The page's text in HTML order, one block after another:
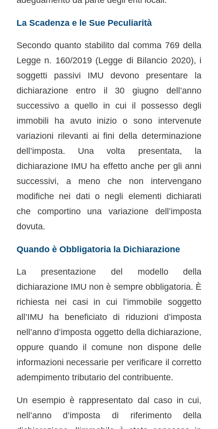
La Scadenza e le Sue Peculiarità
Secondo quanto stabilito dal comma 769 della
Legge n. 160/2019 (Legge di Bilancio 2020), i
soggetti passivi IMU devono presentare la
dichiarazione entro il 30 giugno dell’anno
successivo a quello in cui il possesso degli
immobili ha avuto inizio o sono intervenute
variazioni rilevanti ai fini della determinazione
dell’imposta. Una volta presentata, la
dichiarazione IMU ha effetto anche per gli anni
successivi, a meno che non intervengano
modifiche nei dati o negli elementi dichiarati
che comportino una variazione dell’imposta
dovuta.
Quando è Obbligatoria la Dichiarazione
La presentazione del modello della
dichiarazione IMU non è sempre obbligatoria. È
richiesta nei casi in cui l’immobile soggetto
all’IMU ha beneficiato di riduzioni d’imposta
nell’anno d’imposta oggetto della dichiarazione,
oppure quando il comune non dispone delle
informazioni necessarie per verificare il corretto
adempimento tributario del contribuente.
Un esempio è rappresentato dal caso in cui,
nell’anno d’imposta di riferimento della